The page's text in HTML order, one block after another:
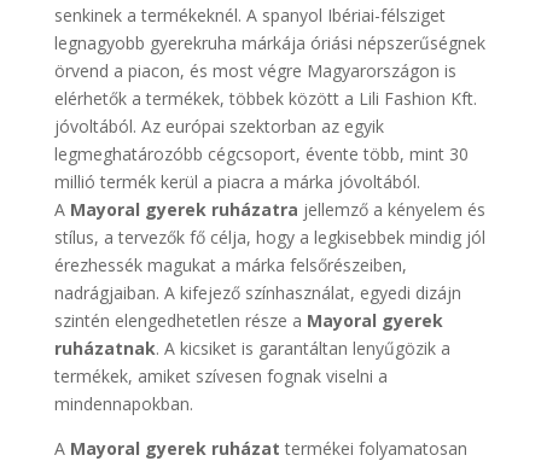
senkinek a termékeknél. A spanyol Ibériai-félsziget
legnagyobb gyerekruha márkája óriási népszerűségnek
örvend a piacon, és most végre Magyarországon is
elérhetők a termékek, többek között a Lili Fashion Kft.
jóvoltából. Az európai szektorban az egyik
legmeghatározóbb cégcsoport, évente több, mint 30
millió termék kerül a piacra a márka jóvoltából.
AMayoral gyerek ruházatra jellemző a kényelem és
stílus, a tervezők fő célja, hogy a legkisebbek mindig jól
érezhessék magukat a márka felsőrészeiben,
nadrágjaiban. A kifejező színhasználat, egyedi dizájn
szintén elengedhetetlen része a Mayoral gyerek
ruházatnak. A kicsiket is garantáltan lenyűgözik a
termékek, amiket szívesen fognak viselni a
mindennapokban.
A Mayoral gyerek ruházat termékei folyamatosan